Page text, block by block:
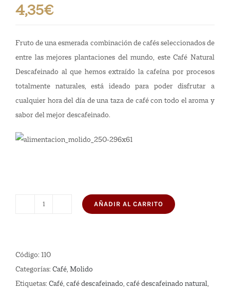
4,35€
Fruto de una esmerada combinación de cafés seleccionados de
entre las mejores plantaciones del mundo, este Café Natural
Descafeinado al que hemos extraído la cafeína por procesos
totalmente naturales, está ideado para poder disfrutar a
cualquier hora del día de una taza de café con todo el aroma y
sabor del mejor descafeinado.
Natural
250
gramos
AÑADIR AL CARRITO
Código: 110
Categorías: Café Molido
Etiquetas: Café café descafeinado café descafeinado natural